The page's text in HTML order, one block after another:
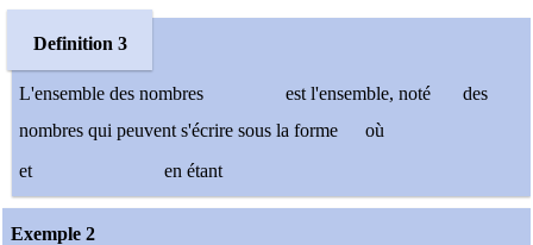
Definition 3
L'ensemble des nombres est l'ensemble, noté
des
nombres qui peuvent s'écrire sous la forme
où
et
en étant
Exemple 2